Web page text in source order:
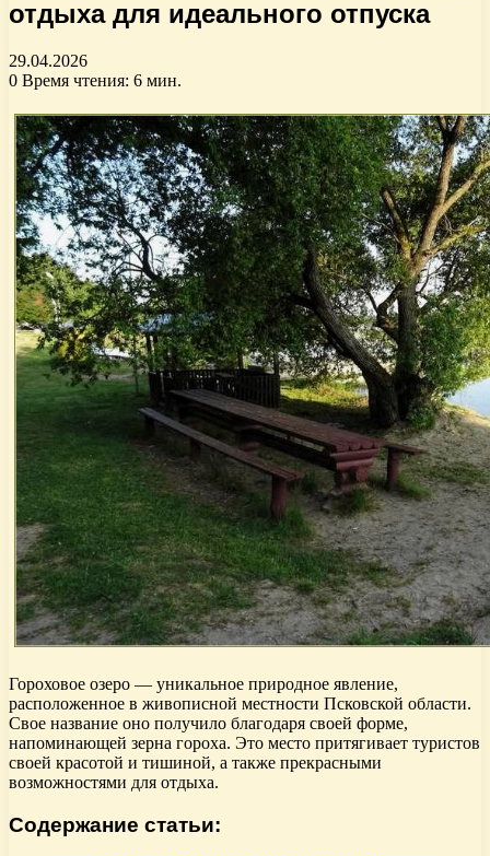
отдыха для идеального отпуска
29.04.2026
0 Время чтения: 6 мин.
Гороховое озеро — уникальное природное явление,
расположенное в живописной местности Псковской области.
Свое название оно получило благодаря своей форме,
напоминающей зерна гороха. Это место притягивает туристов
своей красотой и тишиной, а также прекрасными
возможностями для отдыха.
Содержание статьи: